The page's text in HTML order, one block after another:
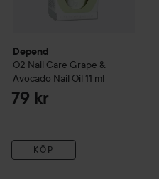
Depend
O2 Nail Care Grape &
Avocado Nail Oil 11 ml
79 kr
KÖP